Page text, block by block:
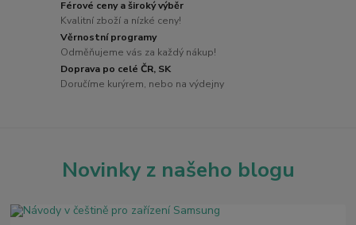
Férové ceny a široký výběr
Kvalitní zboží a nízké ceny!
Věrnostní programy
Odměňujeme vás za každý nákup!
Doprava po celé ČR, SK
Doručíme kurýrem, nebo na výdejny
Novinky z našeho blogu